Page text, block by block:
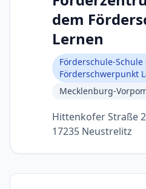
dem
Lernen
Förderschule-
Förderschwerpunkt
Mecklenburg-
Hittenkofer Straße
17235 Neustrelitz